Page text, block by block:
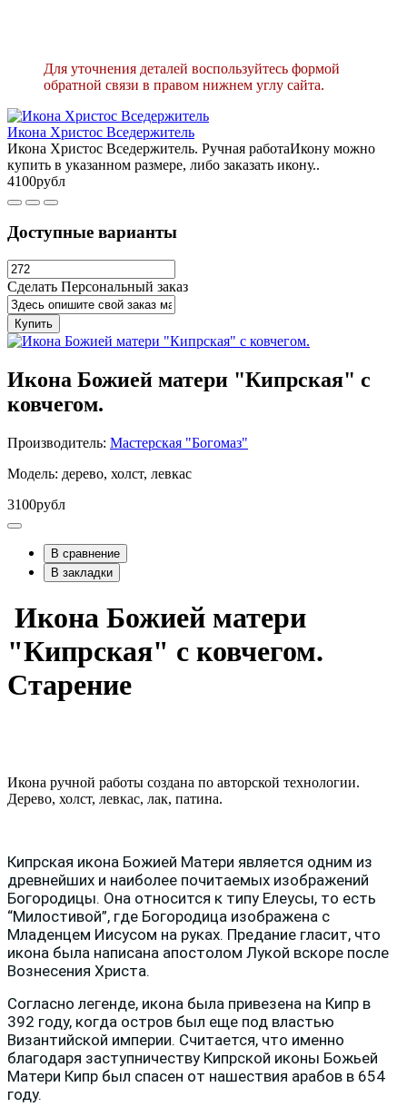
Для уточнения деталей воспользуйтесь формой
обратной связи в правом нижнем углу сайта.
Икона Христос Вседержитель
Икона Христос Вседержитель. Ручная работаИкону можно
купить в указанном размере, либо заказать икону..
4100рубл
Доступные варианты
Сделать Персональный заказ
Купить
Икона Божией матери "Кипрская" с
ковчегом.
Производитель: Мастерская "Богомаз"
Модель: дерево, холст, левкас
3100рубл
В сравнение
В закладки
Икона Божией матери
"Кипрская" с ковчегом.
Старение
Икона ручной работы создана по авторской технологии.
Дерево, холст, левкас, лак, патина.
Кипрская икона Божией Матери является одним из
древнейших и наиболее почитаемых изображений
Богородицы. Она относится к типу Елеусы, то есть
“Милостивой”, где Богородица изображена с
Младенцем Иисусом на руках. Предание гласит, что
икона была написана апостолом Лукой вскоре после
Вознесения Христа.
Согласно легенде, икона была привезена на Кипр в
392 году, когда остров был еще под властью
Византийской империи. Считается, что именно
благодаря заступничеству Кипрской иконы Божьей
Матери Кипр был спасен от нашествия арабов в 654
году.